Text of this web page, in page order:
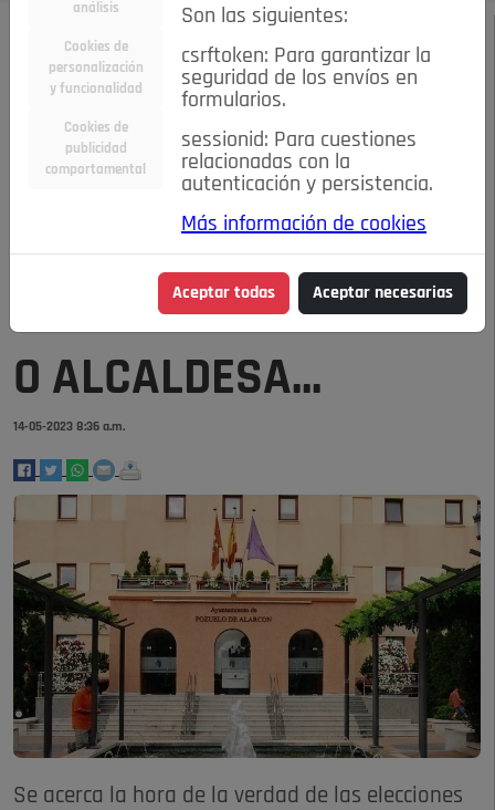
MAYO DE 2023 /
Escucha el audio de este artículo:
SI YO FUERA ALCALDE O ALCALDESA...
SI YO FUERA ALCALDE
O ALCALDESA...
14-05-2023 8:36 a.m.
Se acerca la hora de la verdad de las elecciones
análisis
Cookies de
personalización
y funcionalidad
Cookies de
publicidad
comportamental
Son las siguientes:
csrftoken: Para garantizar la
seguridad de los envíos en
formularios.
sessionid: Para cuestiones
relacionadas con la
autenticación y persistencia.
Más información de cookies
Aceptar todas Aceptar necesarias